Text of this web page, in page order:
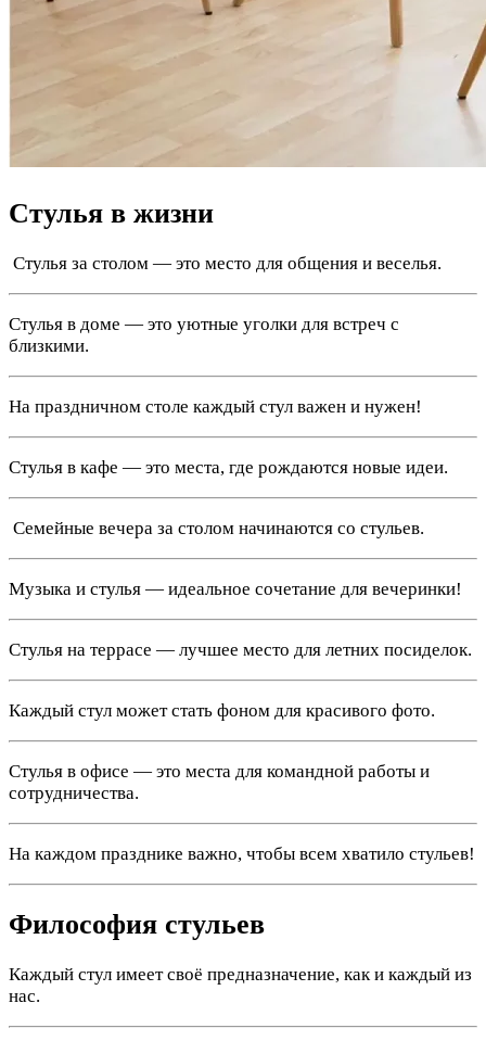
Стулья в жизни
️ Стулья за столом — это место для общения и веселья.
Стулья в доме — это уютные уголки для встреч с
близкими.
На праздничном столе каждый стул важен и нужен!
Стулья в кафе — это места, где рождаются новые идеи.
‍‍‍ Семейные вечера за столом начинаются со стульев.
Музыка и стулья — идеальное сочетание для вечеринки!
Стулья на террасе — лучшее место для летних посиделок.
Каждый стул может стать фоном для красивого фото.
Стулья в офисе — это места для командной работы и
сотрудничества.
На каждом празднике важно, чтобы всем хватило стульев!
Философия стульев
Каждый стул имеет своё предназначение, как и каждый из
нас.